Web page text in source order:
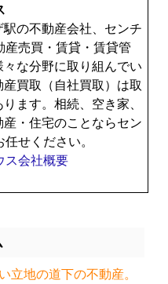
の不動産会社、センチ
売買・賃貸・賃貸管
な分野に取り組んでい
買取（自社買取）は取
ます。相続、空き家、
・住宅のことならセン
せください。
ス会社概要
立地の道下の不動産。